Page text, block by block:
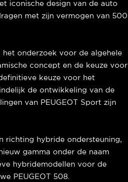
iconische design van de auto
met zijn vermogen van 500
het onderzoek voor de algehele
concept en de keuze voor
keuze voor het
de ontwikkeling van de
van PEUGEOT Sport zijn
richting hybride ondersteuning,
gamma onder de naam
hybridemodellen voor de
PEUGEOT 508.